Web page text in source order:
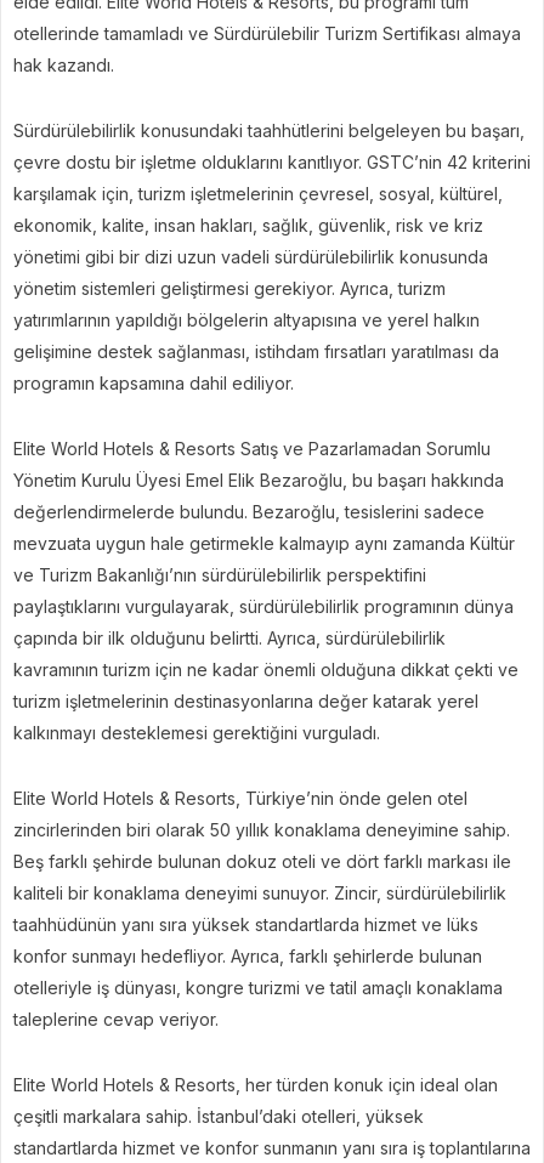
otellerinde tamamladı ve Sürdürülebilir Turizm Sertifikası almaya
hak kazandı.
Sürdürülebilirlik konusundaki taahhütlerini belgeleyen bu başarı,
çevre dostu bir işletme olduklarını kanıtlıyor. GSTC’nin 42 kriterini
karşılamak için, turizm işletmelerinin çevresel, sosyal, kültürel,
ekonomik, kalite, insan hakları, sağlık, güvenlik, risk ve kriz
yönetimi gibi bir dizi uzun vadeli sürdürülebilirlik konusunda
yönetim sistemleri geliştirmesi gerekiyor. Ayrıca, turizm
yatırımlarının yapıldığı bölgelerin altyapısına ve yerel halkın
gelişimine destek sağlanması, istihdam fırsatları yaratılması da
programın kapsamına dahil ediliyor.
Elite World Hotels & Resorts Satış ve Pazarlamadan Sorumlu
Yönetim Kurulu Üyesi Emel Elik Bezaroğlu, bu başarı hakkında
değerlendirmelerde bulundu. Bezaroğlu, tesislerini sadece
mevzuata uygun hale getirmekle kalmayıp aynı zamanda Kültür
ve Turizm Bakanlığı’nın sürdürülebilirlik perspektifini
paylaştıklarını vurgulayarak, sürdürülebilirlik programının dünya
çapında bir ilk olduğunu belirtti. Ayrıca, sürdürülebilirlik
kavramının turizm için ne kadar önemli olduğuna dikkat çekti ve
turizm işletmelerinin destinasyonlarına değer katarak yerel
kalkınmayı desteklemesi gerektiğini vurguladı.
Elite World Hotels & Resorts, Türkiye’nin önde gelen otel
zincirlerinden biri olarak 50 yıllık konaklama deneyimine sahip.
Beş farklı şehirde bulunan dokuz oteli ve dört farklı markası ile
kaliteli bir konaklama deneyimi sunuyor. Zincir, sürdürülebilirlik
taahhüdünün yanı sıra yüksek standartlarda hizmet ve lüks
konfor sunmayı hedefliyor. Ayrıca, farklı şehirlerde bulunan
otelleriyle iş dünyası, kongre turizmi ve tatil amaçlı konaklama
taleplerine cevap veriyor.
Elite World Hotels & Resorts, her türden konuk için ideal olan
çeşitli markalara sahip. İstanbul’daki otelleri, yüksek
standartlarda hizmet ve konfor sunmanın yanı sıra iş toplantılarına